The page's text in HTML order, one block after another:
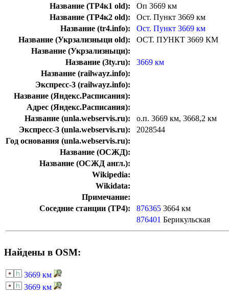
Название (ТР4к1 old):
Оп 3669 км
Название (ТР4к2 old):
Ост. Пункт 3669 км
Название (tr4.info):
Ост. Пункт 3669 км
Название (Укрзализныци old):
ОСТ. ПУНКТ 3669 КМ
Название (Укрзализныци):
Название (3ty.ru):
3669 км
Название (railwayz.info):
Экспресс-3 (railwayz.info):
Название (Яндекс.Расписания):
Адрес (Яндекс.Расписания):
Название (unla.webservis.ru):
о.п. 3669 км, 3668,2 км
Экспресс-3 (unla.webservis.ru):
2028544
Год основания (unla.webservis.ru):
Название (ОСЖД):
Название (ОСЖД англ.):
Wikipedia:
Wikidata:
Примечание:
Соседние станции (ТР4):
876365 3664 км
876401 Берикульская
Найдены в OSM:
3669 км
3669 км